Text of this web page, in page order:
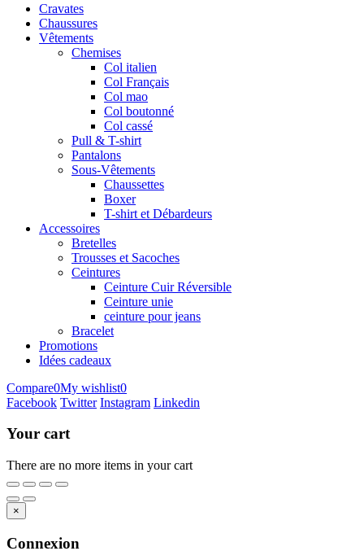
Cravates
Chaussures
Vêtements
Chemises
Col italien
Col Français
Col mao
Col boutonné
Col cassé
Pull & T-shirt
Pantalons
Sous-Vêtements
Chaussettes
Boxer
T-shirt et Débardeurs
Accessoires
Bretelles
Trousses et Sacoches
Ceintures
Ceinture Cuir Réversible
Ceinture unie
ceinture pour jeans
Bracelet
Promotions
Idées cadeaux
Compare0My wishlist0
Facebook Twitter Instagram Linkedin
Your cart
There are no more items in your cart
×
Connexion